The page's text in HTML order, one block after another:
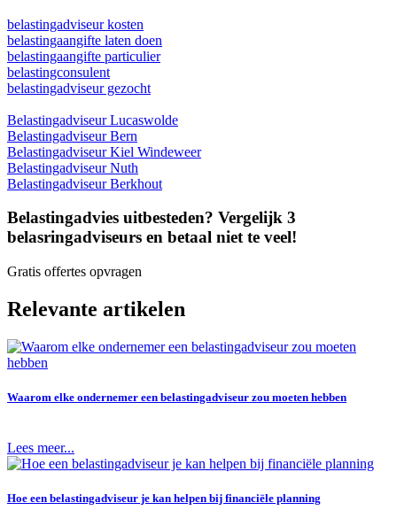
belastingadviseur kosten
belastingaangifte laten doen
belastingaangifte particulier
belastingconsulent
belastingadviseur gezocht
Belastingadviseur Lucaswolde
Belastingadviseur Bern
Belastingadviseur Kiel Windeweer
Belastingadviseur Nuth
Belastingadviseur Berkhout
Belastingadvies uitbesteden? Vergelijk 3
belasringadviseurs en betaal niet te veel!
Gratis offertes opvragen
Relevante artikelen
Waarom elke ondernemer een belastingadviseur zou moeten hebben
Lees meer...
Hoe een belastingadviseur je kan helpen bij financiële planning